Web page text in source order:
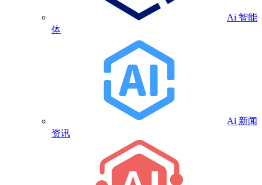
Ai 智能
体
Ai 新闻
资讯